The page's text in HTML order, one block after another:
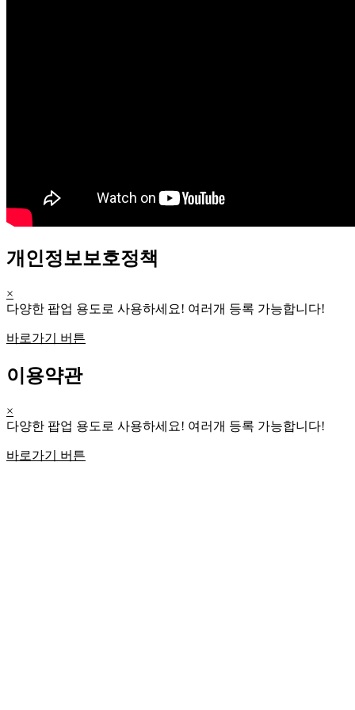
개인정보보호정책
×
다양한 팝업 용도로 사용하세요! 여러개 등록 가능합니다!
바로가기 버튼
이용약관
×
다양한 팝업 용도로 사용하세요! 여러개 등록 가능합니다!
바로가기 버튼